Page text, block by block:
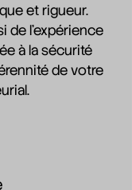
et rigueur.
de l'expérience
à la sécurité
de votre